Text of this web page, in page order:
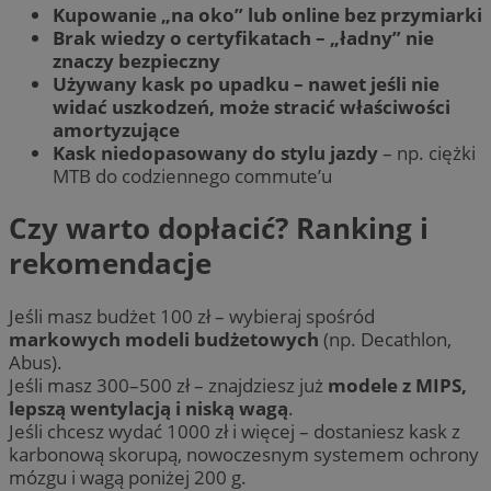
Kupowanie „na oko” lub online bez przymiarki
Brak wiedzy o certyfikatach – „ładny” nie
znaczy bezpieczny
Używany kask po upadku – nawet jeśli nie
widać uszkodzeń, może stracić właściwości
amortyzujące
Kask niedopasowany do stylu jazdy– np. ciężki
MTB do codziennego commute’u
Czy warto dopłacić? Ranking i
rekomendacje
Jeśli masz budżet 100 zł – wybieraj spośród
markowych modeli budżetowych (np. Decathlon,
Abus).
Jeśli masz 300–500 zł – znajdziesz już modele z MIPS,
lepszą wentylacją i niską wagą.
Jeśli chcesz wydać 1000 zł i więcej – dostaniesz kask z
karbonową skorupą, nowoczesnym systemem ochrony
mózgu i wagą poniżej 200 g.